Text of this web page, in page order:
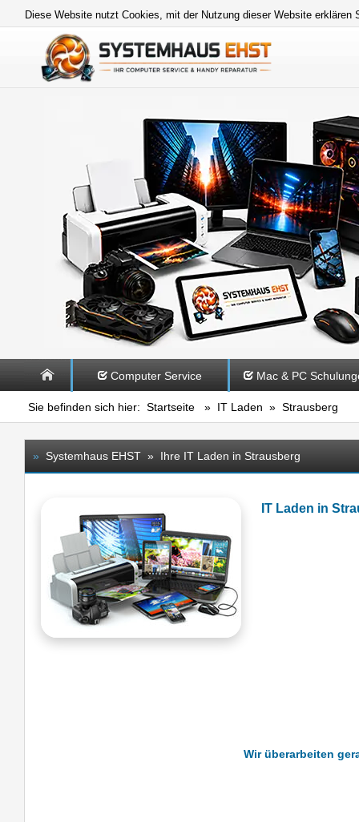
Diese Website nutzt Cookies, mit der Nutzung dieser Website
Computer Service Mac & PC
Sie befinden sich hier: Startseite » IT Laden » Strausberg
» Systemhaus EHST » Ihre IT Laden in Strausberg
IT Laden in
Wir überarbeiten